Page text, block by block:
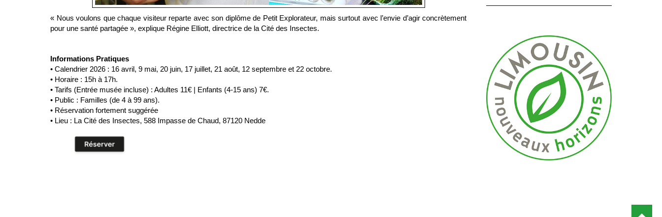
« Nous voulons que chaque visiteur reparte avec son diplôme de Petit Explorateur, mais surtout avec l’envie d’agir concrètement
pour une santé partagée », explique Régine Elliott, directrice de la Cité des Insectes.
Informations Pratiques
• Calendrier 2026 : 16 avril, 9 mai, 20 juin, 17 juillet, 21 août, 12 septembre et 22 octobre.
• Horaire : 15h à 17h.
• Tarifs (Entrée musée incluse) : Adultes 11€ | Enfants (4-15 ans) 7€.
• Public : Familles (de 4 à 99 ans).
• Réservation fortement suggérée
• Lieu : La Cité des Insectes, 588 Impasse de Chaud, 87120 Nedde